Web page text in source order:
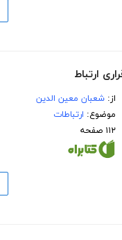
ارتباط
از:شعبان معین الدین
موضوع: ارتباطات
۱۱۲ صفحه